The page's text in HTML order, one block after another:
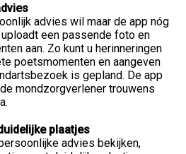
advies wil maar de app nóg
een passende foto en
aan. Zo kunt u herinneringen
poetsmomenten en aangeven
is gepland. De app
mondzorgverlener trouwens
plaatjes
advies bekijken,